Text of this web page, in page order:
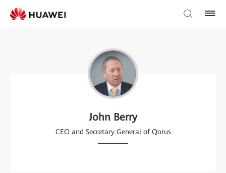
John Berry
CEO and Secretary General of Qorus